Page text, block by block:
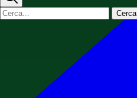
Cerca